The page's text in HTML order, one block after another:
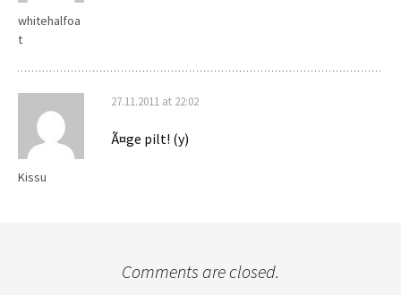
whitehalfoa
t
Kissu
27.11.2011 at 22:02
Ã¤ge pilt! (y)
Comments are closed.